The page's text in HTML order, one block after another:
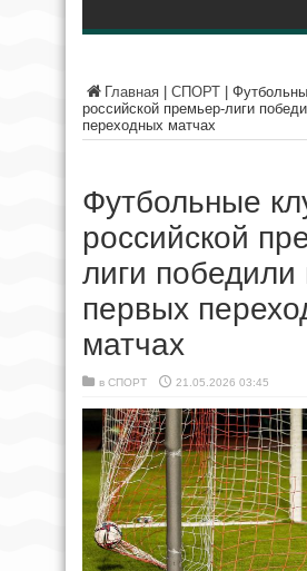
Главная СПОРТ
российской премьер-лиги
переходных матчах
Футбольные
российской
лиги победили
первых
матчах
в СПОРТ 21.05.2026 03:45